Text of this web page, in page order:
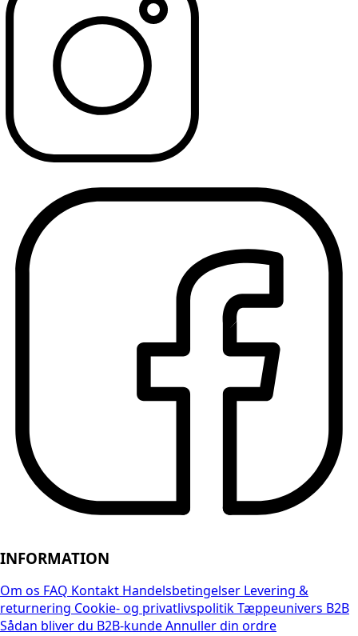
INFORMATION
Om os FAQ Kontakt Handelsbetingelser Levering &
returnering Cookie- og privatlivspolitikTæppeunivers B2B
Sådan bliver du B2B-kundeAnnuller din ordre